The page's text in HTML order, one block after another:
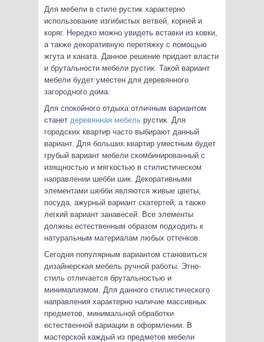
Для мебели в стиле рустик характерно
использование изгибистых ветвей, корней и
коряг. Нередко можно увидеть вставки из ковки,
а также декоративную перетяжку с помощью
жгута и каната. Данное решение придает власти
и брутальности мебели рустик. Такой вариант
мебели будет уместен для деревянного
загородного дома.
Для спокойного отдыха отличным вариантом
станет деревянная мебель рустик. Для
городских квартир часто выбирают данный
вариант. Для больших квартир уместным будет
грубый вариант мебели скомбинированный с
изящностью и мягкостью в стилистическом
направлении шебби шик. Декоративными
элементами шебби являются живые цветы,
посуда, ажурный вариант скатертей, а также
легкий вариант занавесей. Все элементы
должны естественным образом подходить к
натуральным материалам любых оттенков.
Сегодня популярным вариантом становиться
дизайнерская мебель ручной работы. Этно-
стиль отличается брутальностью и
минимализмом. Для данного стилистического
направления характерно наличие массивных
предметов, минимальной обработки
естественной вариации в оформлении. В
мастерской каждый из предметов мебели